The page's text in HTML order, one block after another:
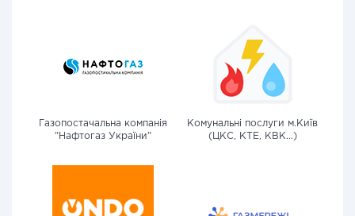
Газопостачальна компанія
"Нафтогаз України"
Комунальні послуги м.Київ
(ЦКС, КТЕ, КВК...)